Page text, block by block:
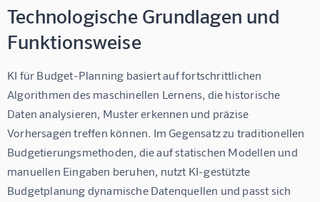
Technologische Grundlagen und
Funktionsweise
KI für Budget-Planning basiert auf fortschrittlichen
Algorithmen des maschinellen Lernens, die historische
Daten analysieren, Muster erkennen und präzise
Vorhersagen treffen können. Im Gegensatz zu traditionellen
Budgetierungsmethoden, die auf statischen Modellen und
manuellen Eingaben beruhen, nutzt KI-gestützte
Budgetplanung dynamische Datenquellen und passt sich